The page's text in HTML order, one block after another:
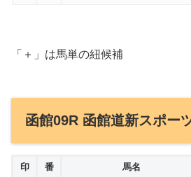
「＋」は馬単の紐候補
函館09R 函館道新スポー
印 番 馬名